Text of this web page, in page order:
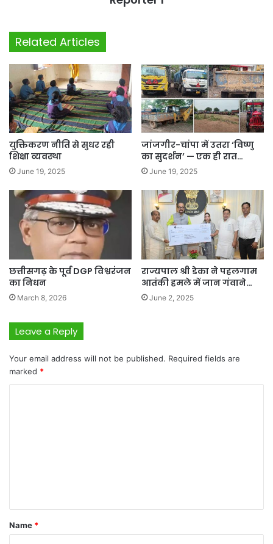
Related Articles
युक्तिकरण नीति से सुधर रही
शिक्षा व्यवस्था
June 19, 2025
जांजगीर-चांपा में उतरा ‘विष्णु
का सुदर्शन’ — एक ही रात…
June 19, 2025
छत्तीसगढ़ के पूर्व DGP विश्वरंजन
का निधन
March 8, 2026
राज्यपाल श्री डेका ने पहलगाम
आतंकी हमले में जान गंवाने…
June 2, 2025
Leave a Reply
Your email address will not be published. Required fields are
marked *
*
Name *